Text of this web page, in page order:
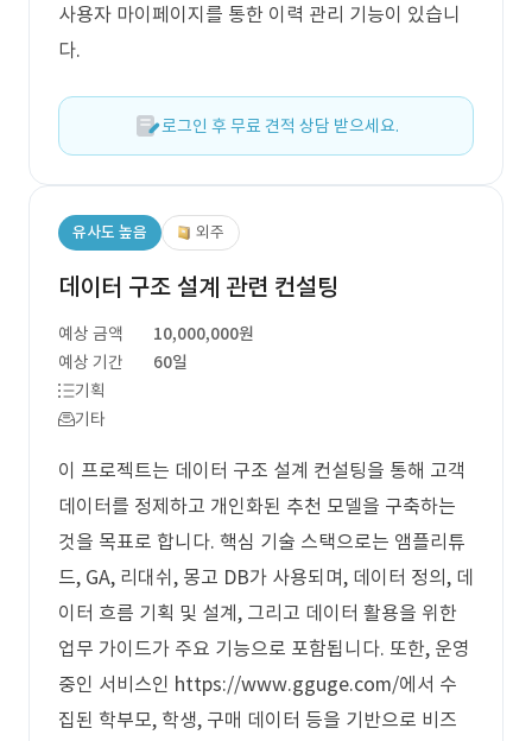
사용자 마이페이지를 통한 이력 관리 기능이 있습니
다.
로그인 후 무료 견적 상담 받으세요.
유사도 높음 외주
데이터 구조 설계 관련 컨설팅
예상 금액
10,000,000원
예상 기간
60일
기획
기타
이 프로젝트는 데이터 구조 설계 컨설팅을 통해 고객
데이터를 정제하고 개인화된 추천 모델을 구축하는
것을 목표로 합니다. 핵심 기술 스택으로는 앰플리튜
드, GA, 리대쉬, 몽고 DB가 사용되며, 데이터 정의, 데
이터 흐름 기획 및 설계, 그리고 데이터 활용을 위한
업무 가이드가 주요 기능으로 포함됩니다. 또한, 운영
중인 서비스인 https://www.gguge.com/에서 수
집된 학부모, 학생, 구매 데이터 등을 기반으로 비즈